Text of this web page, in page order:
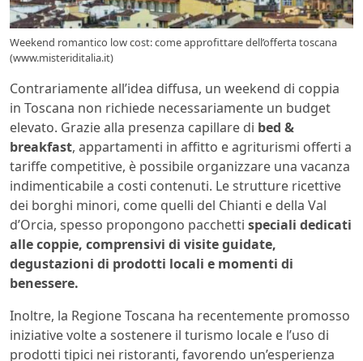
Weekend romantico low cost: come approfittare dell’offerta toscana
(www.misteriditalia.it)
Contrariamente all’idea diffusa, un weekend di coppia
in Toscana non richiede necessariamente un budget
elevato. Grazie alla presenza capillare di bed &
breakfast, appartamenti in affitto e agriturismi offerti a
tariffe competitive, è possibile organizzare una vacanza
indimenticabile a costi contenuti. Le strutture ricettive
dei borghi minori, come quelli del Chianti e della Val
d’Orcia, spesso propongono pacchetti speciali dedicati
alle coppie, comprensivi di visite guidate,
degustazioni di prodotti locali e momenti di
benessere.
Inoltre, la Regione Toscana ha recentemente promosso
iniziative volte a sostenere il turismo locale e l’uso di
prodotti tipici nei ristoranti, favorendo un’esperienza